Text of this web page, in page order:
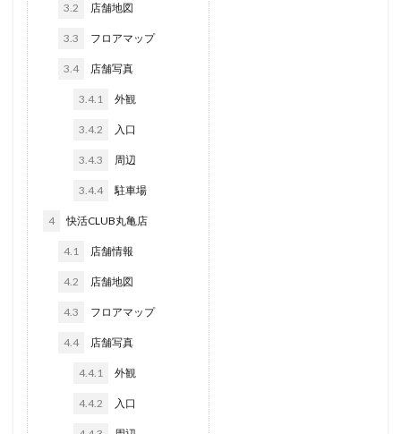
3.2 店舗地図
3.3 フロアマップ
3.4 店舗写真
3.4.1 外観
3.4.2 入口
3.4.3 周辺
3.4.4 駐車場
4 快活CLUB丸亀店
4.1 店舗情報
4.2 店舗地図
4.3 フロアマップ
4.4 店舗写真
4.4.1 外観
4.4.2 入口